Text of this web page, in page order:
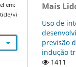
em:
vi
Mais
Uso de
previsão
indução
1411